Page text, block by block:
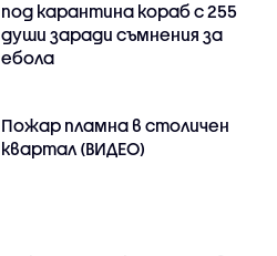
под карантина кораб с 255
души заради съмнения за
ебола
Пожар пламна в столичен
квартал (ВИДЕО)